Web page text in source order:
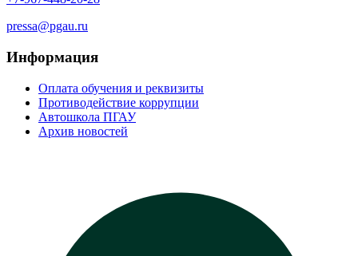
pressa@pgau.ru
Информация
Оплата обучения и реквизиты
Противодействие коррупции
Автошкола ПГАУ
Архив новостей